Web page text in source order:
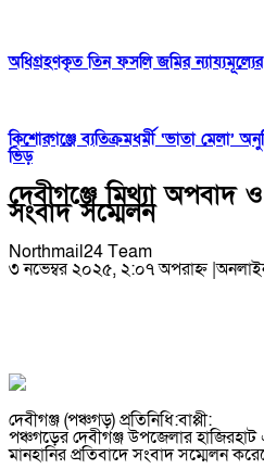
অধিগ্রহণকৃত তিন ফসলি জমির
কিশোরগঞ্জে ব্যতিক্রমধর্মী ‘ভাতা মেলা’
ভিড়
দেবীগঞ্জে মিথ্যা অপবাদ ও
সংবাদ সম্মেলন
Northmail24 Team
৩ নভেম্বর ২০২৫, ২:০৭ অপরাহ্ন|
দেবীগঞ্জ (পঞ্চগড়) প্রতিনিধি:বাপ্পী:
পঞ্চগড়ের দেবীগঞ্জ উপজেলার
মানহানির প্রতিবাদে সংবাদ সম্মেলন